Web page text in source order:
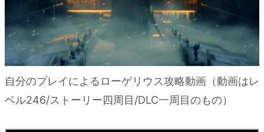
自分のプレイによるローゲリウス攻略動画（動画はレ
ベル246/ストーリー四周目/DLC一周目のもの）